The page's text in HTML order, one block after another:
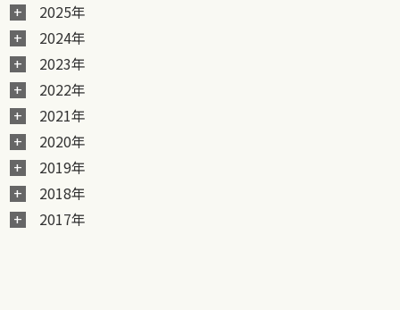
2025年
2024年
2023年
2022年
2021年
2020年
2019年
2018年
2017年